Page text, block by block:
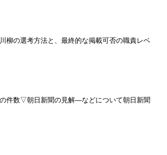
柳の選考方法と、最終的な掲載可否の職責レベ
件数▽朝日新聞の見解―などについて朝日新聞